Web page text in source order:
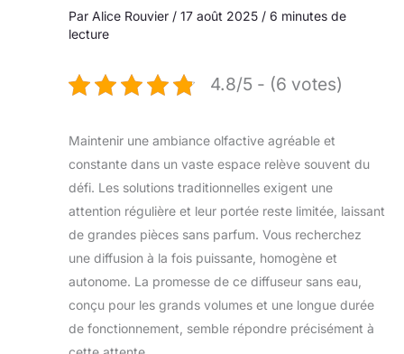
Par Alice Rouvier / 17 août 2025 / 6 minutes de
lecture
4.8/5 - (6 votes)
Maintenir une ambiance olfactive agréable et
constante dans un vaste espace relève souvent du
défi. Les solutions traditionnelles exigent une
attention régulière et leur portée reste limitée, laissant
de grandes pièces sans parfum. Vous recherchez
une diffusion à la fois puissante, homogène et
autonome. La promesse de ce diffuseur sans eau,
conçu pour les grands volumes et une longue durée
de fonctionnement, semble répondre précisément à